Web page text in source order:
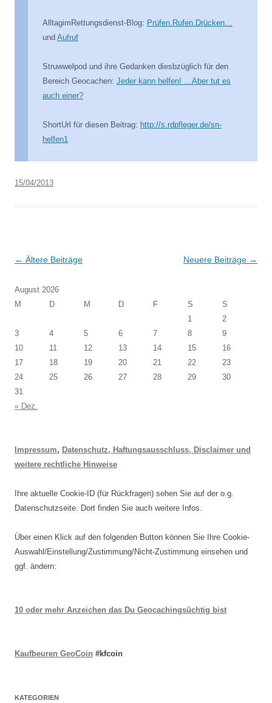
AlltagimRettungsdienst-Blog: Prüfen.Rufen.Drücken…
und Aufruf
Struwwelpod und ihre Gedanken diesbzüglich für den
Bereich Geocachen: Jeder kann helfen! …Aber tut es
auch einer?
ShortUrl für diesen Beitrag: http://s.rdpfleger.de/sn-
helfen1
15/04/2013
Beitragsnavigation
← Ältere Beiträge Neuere Beiträge →
August 2026
M
D M D F S
S
1
2
3
4 5 6 7 8
9
10
11 12 13 14 15
16
17
18 19 20 21 22
23
24
25 26 27 28 29
30
31
« Dez.
Impressum, Datenschutz, Haftungsausschluss, Disclaimer und
weitere rechtliche Hinweise
Ihre aktuelle Cookie-ID (für Rückfragen) sehen Sie auf der o.g.
Datenschutzseite. Dort finden Sie auch weitere Infos.
Über einen Klick auf den folgenden Button können Sie Ihre Cookie-
Auswahl/Einstellung/Zustimmung/Nicht-Zustimmung einsehen und
ggf. ändern:
10 oder mehr Anzeichen das Du Geocachingsüchtig bist
Kaufbeuren GeoCoin #kfcoin
KATEGORIEN